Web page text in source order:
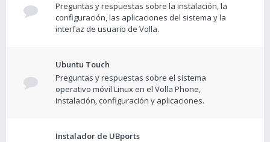
Preguntas y respuestas sobre la instalación, la
configuración, las aplicaciones del sistema y la
interfaz de usuario de Volla.
Ubuntu Touch
Preguntas y respuestas sobre el sistema
operativo móvil Linux en el Volla Phone,
instalación, configuración y aplicaciones.
Instalador de UBports